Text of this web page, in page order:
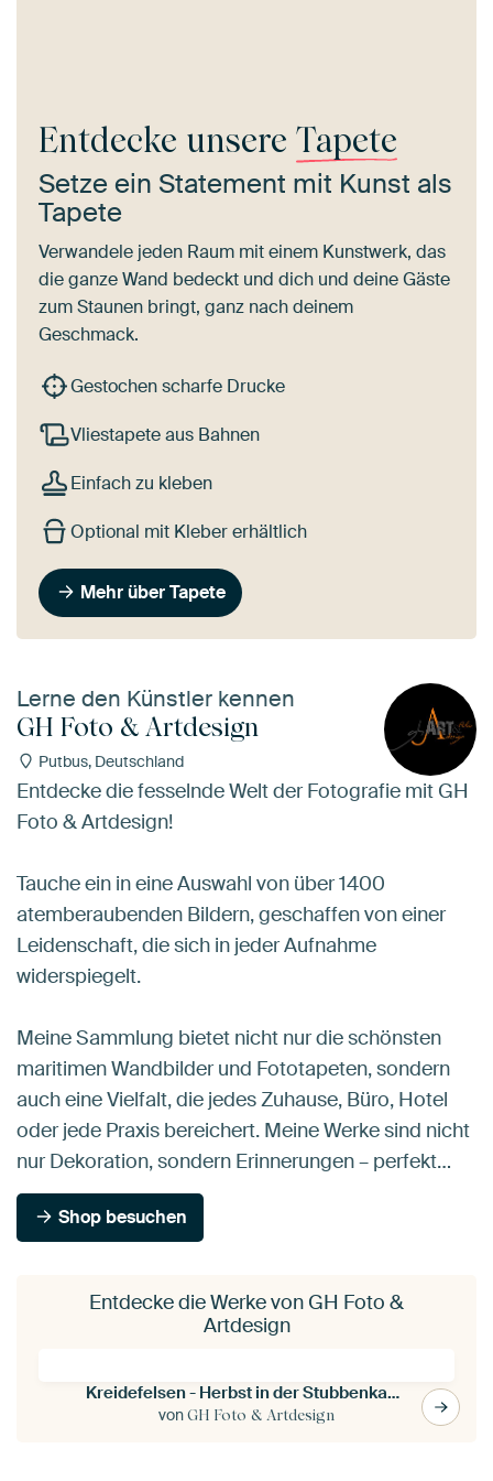
Entdecke unsere Tapete
Setze ein Statement mit Kunst als
Tapete
Verwandele jeden Raum mit einem Kunstwerk, das
die ganze Wand bedeckt und dich und deine Gäste
zum Staunen bringt, ganz nach deinem
Geschmack.
Gestochen scharfe Drucke
Vliestapete aus Bahnen
Einfach zu kleben
Optional mit Kleber erhältlich
Mehr über Tapete
Lerne den Künstler kennen
GH Foto & Artdesign
Putbus, Deutschland
Entdecke die fesselnde Welt der Fotografie mit GH
Foto & Artdesign!
Tauche ein in eine Auswahl von über 1400
atemberaubenden Bildern, geschaffen von einer
Leidenschaft, die sich in jeder Aufnahme
widerspiegelt.
Meine Sammlung bietet nicht nur die schönsten
maritimen Wandbilder und Fototapeten, sondern
auch eine Vielfalt, die jedes Zuhause, Büro, Hotel
oder jede Praxis bereichert. Meine Werke sind nicht
nur Dekoration, sondern Erinnerungen – perfekt…
Shop besuchen
Entdecke die Werke von GH Foto &
Artdesign
Kreidefelsen - Herbst in der Stubbenkammer
vonGH Foto & Artdesign